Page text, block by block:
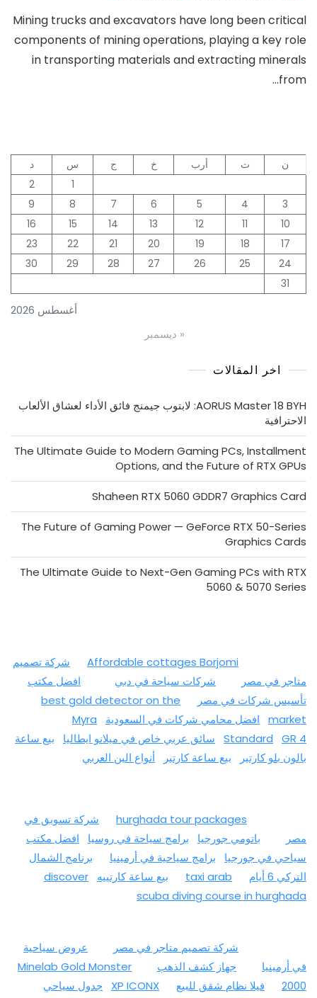
Mining
Operations
With
Advanced
Mining trucks and excavators have long been critical
components of mining operations, playing a key role
in transporting materials and extracting minerals
from…
أغسطس 2026
ن ث أرب خ ج س
د
1
2
3
4
5
6
7
8
9
10
11
12
13
14
15
16
17
18
19
20
21
22
23
24
25
26
27
28
29
30
31
« ديسمبر
اخر المقالات
AORUS Master 18 BYH: لابتوب جيمنج فائق الأداء لعشاق الألعاب
الاحترافية
The Ultimate Guide to Modern Gaming PCs, Installment
Options, and the Future of RTX GPUs
Shaheen RTX 5060 GDDR7 Graphics Card
The Future of Gaming Power — GeForce RTX 50-Series
Graphics Cards
The Ultimate Guide to Next-Gen Gaming PCs with RTX
5060 & 5070 Series
Affordable cottages Borjomi
شركة تصميم
متاجر في مصر
شركات سياحة في دبي
افضل مكتب
تأسيس شركات في مصر
best gold detector on the
market
افضل محامي شركات في السعودية
Myra
Standard
GR 4 سائق عربي خاص في ميلانو ايطاليا
بيع ساعة
بالون بلو كارتير
بيع ساعة كارتير أنواع البن العربي
hurghada tour packages
شركة تسويق في
مصر
باتومي جورجيا برامج سياحة في روسيا
افضل مكتب
سياحي في جورجيا
برامج سياحية في أرمينيا
برنامج الشمال
التركي 6 أيام
taxi arab بيع ساعة كارتييه
discover
scuba diving course in hurghada
شركة تصميم متاجر في مصر
عروض سياحية
في أرمينيا
جهاز كشف الذهب
Minelab Gold Monster
2000
فيلا نظام شقق للبيع XP ICONX
جدول سياحي